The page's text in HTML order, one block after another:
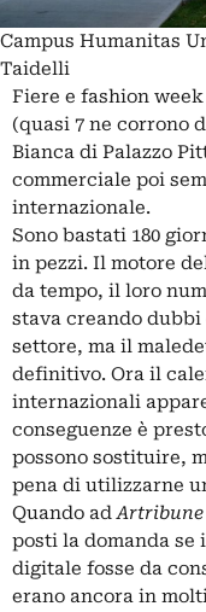
Campus Humanitas
Taidelli
Fiere e fashion
(quasi 7 ne corrono
Bianca di Palazzo
commerciale poi
internazionale.
Sono bastati 180
in pezzi. Il motore
da tempo, il loro
stava creando
settore, ma il
definitivo. Ora il
internazionali
conseguenze è
possono sostituire,
pena di utilizzarne
Quando adArtribune
posti la domanda se
digitale fosse da
erano ancora in